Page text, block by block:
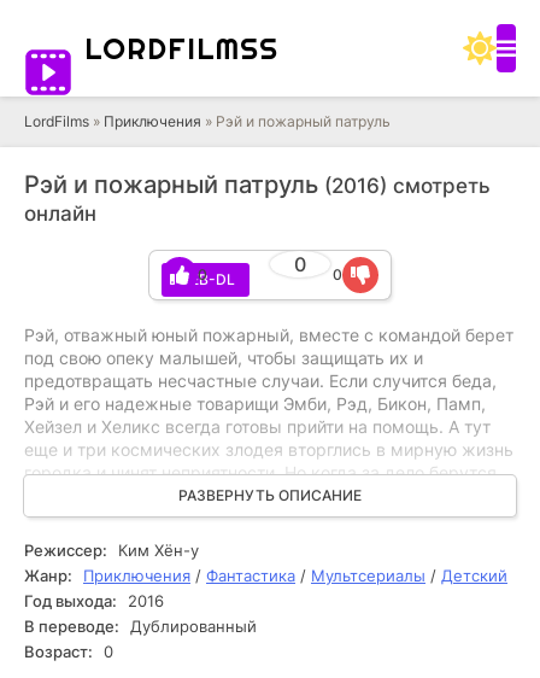
LORDFILMSS
LordFilms » Приключения » Рэй и пожарный патруль
Рэй и пожарный патруль (2016) смотреть
онлайн
WEB-DL
0
0 0
Рэй, отважный юный пожарный, вместе с командой берет
под свою опеку малышей, чтобы защищать их и
предотвращать несчастные случаи. Если случится беда,
Рэй и его надежные товарищи Эмби, Рэд, Бикон, Памп,
Хейзел и Хеликс всегда готовы прийти на помощь. А тут
еще и три космических злодея вторглись в мирную жизнь
городка и чинят неприятности. Но когда за дело берутся
Рэй и пожарный патруль, то все будет в порядке!
Очаровательные герои, эффектная графика,
познавательные истории – малыши непременно
подружатся с Рэем и смелыми машинками-пожарными.
РАЗВЕРНУТЬ ОПИСАНИЕ
Режиссер:
Ким Хён-у
Жанр:
Приключения / Фантастика / Мультсериалы / Детский
Год выхода:
2016
В переводе:
Дублированный
Возраст:
0